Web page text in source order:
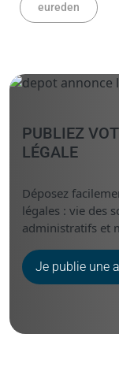
eureden
PUBLIEZ
LÉGALE
Déposez
légales : vie des
administratifs et
Je publie une